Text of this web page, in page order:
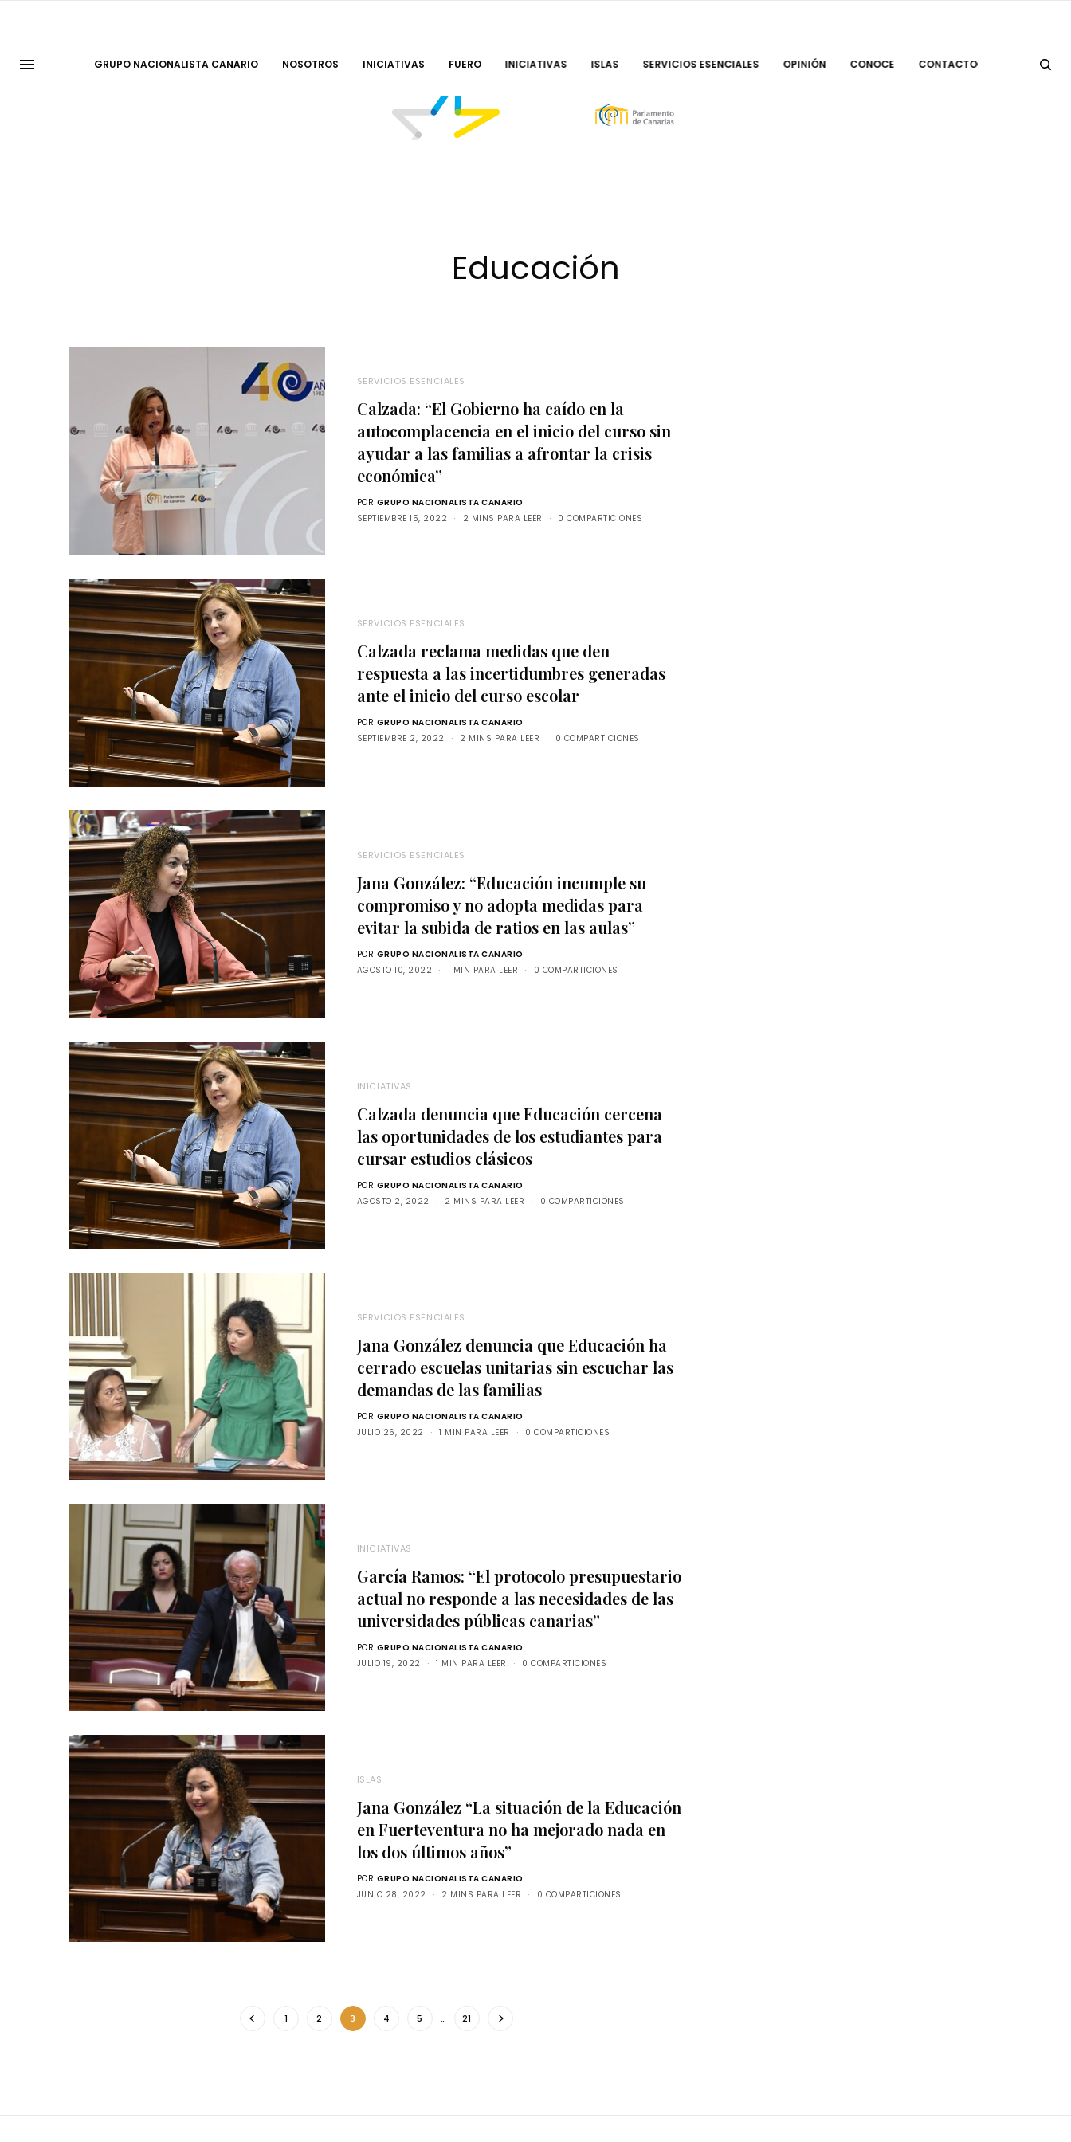
GRUPO NACIONALISTA CANARIO NOSOTROS INICIATIVAS FUERO INICIATIVAS ISLAS SERVICIOS ESENCIALES OPINIÓN CONOCE CONTACTO
Educación
SERVICIOS ESENCIALES
Calzada: “El Gobierno ha caído en la
autocomplacencia en el inicio del curso sin
ayudar a las familias a afrontar la crisis
económica”
POR GRUPO NACIONALISTA CANARIO
SEPTIEMBRE 15, 2022
2 MINS PARA LEER 0 COMPARTICIONES
SERVICIOS ESENCIALES
Calzada reclama medidas que den
respuesta a las incertidumbres generadas
ante el inicio del curso escolar
POR GRUPO NACIONALISTA CANARIO
SEPTIEMBRE 2, 2022
2 MINS PARA LEER 0 COMPARTICIONES
SERVICIOS ESENCIALES
Jana González: “Educación incumple su
compromiso y no adopta medidas para
evitar la subida de ratios en las aulas”
POR GRUPO NACIONALISTA CANARIO
AGOSTO 10, 2022
1 MIN PARA LEER 0 COMPARTICIONES
INICIATIVAS
Calzada denuncia que Educación cercena
las oportunidades de los estudiantes para
cursar estudios clásicos
POR GRUPO NACIONALISTA CANARIO
AGOSTO 2, 2022
2 MINS PARA LEER 0 COMPARTICIONES
SERVICIOS ESENCIALES
Jana González denuncia que Educación ha
cerrado escuelas unitarias sin escuchar las
demandas de las familias
POR GRUPO NACIONALISTA CANARIO
JULIO 26, 2022
1 MIN PARA LEER 0 COMPARTICIONES
INICIATIVAS
García Ramos: “El protocolo presupuestario
actual no responde a las necesidades de las
universidades públicas canarias”
POR GRUPO NACIONALISTA CANARIO
JULIO 19, 2022
1 MIN PARA LEER 0 COMPARTICIONES
ISLAS
Jana González “La situación de la Educación
en Fuerteventura no ha mejorado nada en
los dos últimos años”
POR GRUPO NACIONALISTA CANARIO
JUNIO 28, 2022
2 MINS PARA LEER 0 COMPARTICIONES
1 2 3 4 5 … 21